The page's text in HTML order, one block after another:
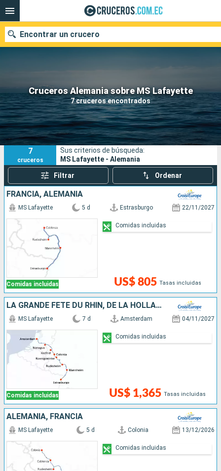
Cruceros Alemania sobre MS Lafayette
7 cruceros encontrados
Encontrar un crucero
Nuestros destinos
Fecha de salida
Puertos Compañías
Buscar
7
cruceros
Sus criterios de búsqueda:
MS Lafayette - Alemania
Filtrar Ordenar
FRANCIA, ALEMANIA
Comidas incluidas
MS Lafayette 5 d Estrasburgo 22/11/2027
US$ 805 Tasas incluidas
Comidas incluidas
LA GRANDE FÊTE DU RHIN, DE LA HOLLANDE À LA VALLÉE DU RHIN ROMANTIQUE - CROISIÈRE CULTURELLE, GOURMANDE ET FESTIVE
Comidas incluidas
MS Lafayette 7 d Amsterdam 04/11/2027
US$ 1,365 Tasas incluidas
Comidas incluidas
ALEMANIA, FRANCIA
MS Lafayette 5 d Colonia 13/12/2026
Comidas incluidas